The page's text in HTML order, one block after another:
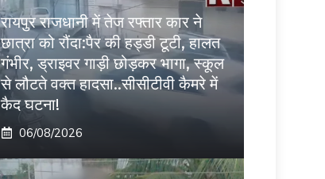
रायपुर राजधानी में तेज रफ्तार कार ने
छात्रा को रौंदा:पैर की हड्डी टूटी, हालत
गंभीर, ड्राइवर गाड़ी छोड़कर भागा, स्कूल
से लौटते वक्त हादसा..सीसीटीवी कैमरे में
कैद घटना!
06/08/2026